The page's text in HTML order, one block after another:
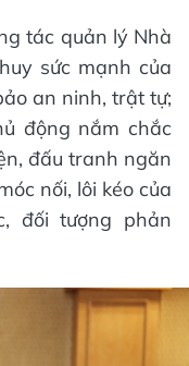
tác quản lý Nhà
sức mạnh của
an ninh, trật tự;
động nắm chắc
đấu tranh ngăn
nối, lôi kéo của
đối tượng phản